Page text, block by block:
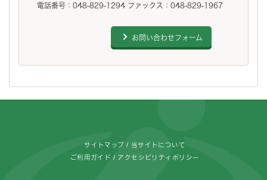
電話番号：048-829-1294 ファックス：048-829-1967
お問い合わせフォーム
サイトマップ 当サイトについて
ご利用ガイド アクセシビリティポリシー